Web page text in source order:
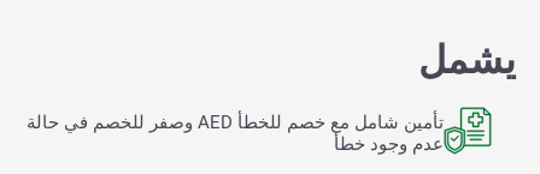
يشمل
تأمين شامل مع خصم للخطأ
AED وصفر للخصم في حالة
عدم وجود خطأ